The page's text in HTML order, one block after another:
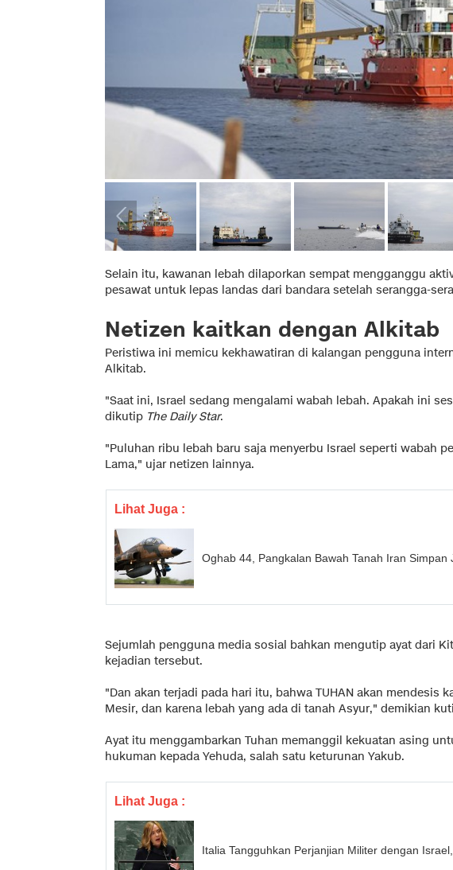
Selain itu, kawanan lebah dilaporkan sempat mengganggu
pesawat untuk lepas landas dari bandara setelah serangga-
Netizen kaitkan dengan Alkitab
Peristiwa ini memicu kekhawatiran di kalangan pengguna
Alkitab.
"Saat ini, Israel sedang mengalami wabah lebah. Apakah ini
dikutip The Daily Star.
"Puluhan ribu lebah baru saja menyerbu Israel seperti wabah
Lama," ujar netizen lainnya.
Lihat Juga :
Oghab 44, Pangkalan Bawah Tanah Iran Simpan
Sejumlah pengguna media sosial bahkan mengutip ayat dari
kejadian tersebut.
"Dan akan terjadi pada hari itu, bahwa TUHAN akan mendesis
Mesir, dan karena lebah yang ada di tanah Asyur," demikian
Ayat itu menggambarkan Tuhan memanggil kekuatan asing
hukuman kepada Yehuda, salah satu keturunan Yakub.
Lihat Juga :
Italia Tangguhkan Perjanjian Militer dengan